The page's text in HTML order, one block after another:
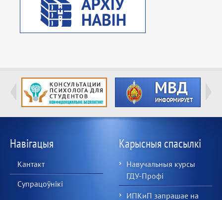
Навігацыя
Кантакт
Супрацоўнікі
Карысныя спасылкі
Навучальныя курсы
ГДУ-Профі
ИПКиП запрашае на